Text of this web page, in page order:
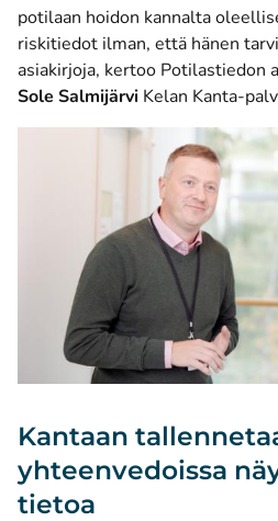
potilaan hoidon kannalta
riskitiedot ilman, että hänen
asiakirjoja, kertoo Potilastiedon
Sole Salmijärvi Kelan Kanta-
Kantaan
yhteenvedoissa
tietoa